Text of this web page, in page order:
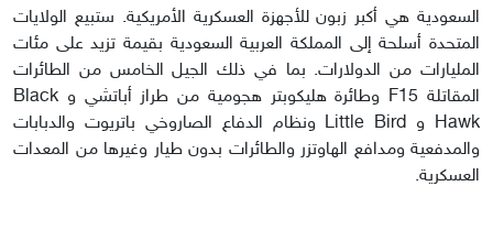
السعودية هي أكبر زبون للأجهزة العسكرية الأمريكية. ستبيع الولايات
المتحدة أسلحة إلى المملكة العربية السعودية بقيمة تزيد على مئات
المليارات من الدولارات. بما في ذلك الجيل الخامس من الطائرات
المقاتلة F15 وطائرة هليكوبتر هجومية من طراز أباتشي و Black
Hawk و Little Bird ونظام الدفاع الصاروخي باتريوت والدبابات
والمدفعية ومدافع الهاوتزر والطائرات بدون طيار وغيرها من المعدات
العسكرية.